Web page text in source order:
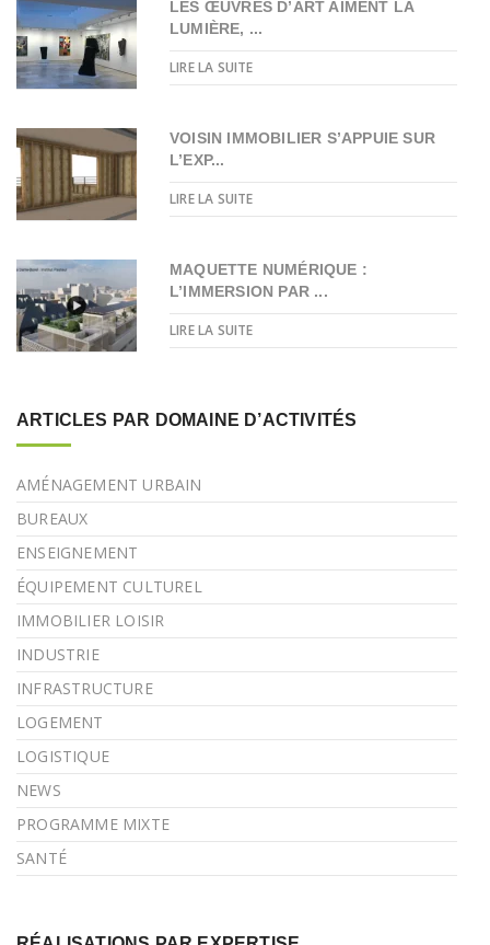
LES ŒUVRES D’ART AIMENT LA
LUMIÈRE, ...
LIRE LA SUITE
VOISIN IMMOBILIER S’APPUIE SUR
L’EXP...
LIRE LA SUITE
MAQUETTE NUMÉRIQUE :
L’IMMERSION PAR ...
LIRE LA SUITE
ARTICLES PAR DOMAINE D’ACTIVITÉS
AMÉNAGEMENT URBAIN
BUREAUX
ENSEIGNEMENT
ÉQUIPEMENT CULTUREL
IMMOBILIER LOISIR
INDUSTRIE
INFRASTRUCTURE
LOGEMENT
LOGISTIQUE
NEWS
PROGRAMME MIXTE
SANTÉ